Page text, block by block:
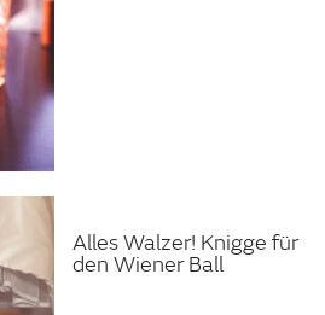
Alles Walzer! Knigge für
den Wiener Ball